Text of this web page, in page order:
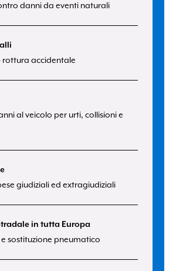
danni da eventi naturali
rottura accidentale
al veicolo per urti, collisioni e
giudiziali ed extragiudiziali
in tutta Europa
sostituzione pneumatico